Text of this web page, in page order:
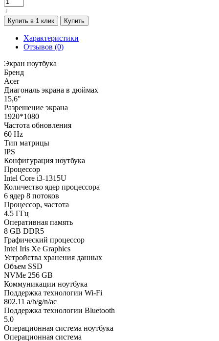
+
Купить в 1 клик Купить
Характеристики
Отзывов (0)
Экран ноутбука
Бренд
Acer
Диагональ экрана в дюймах
15,6"
Разрешение экрана
1920*1080
Частота обновления
60 Hz
Тип матрицы
IPS
Конфигурация ноутбука
Процессор
Intel Core i3-1315U
Количество ядер процессора
6 ядер 8 потоков
Процессор, частота
4.5 ГГц
Оперативная память
8 GB DDR5
Графический процессор
Intel Iris Xe Graphics
Устройства хранения данных
Объем SSD
NVMe 256 GB
Коммуникации ноутбука
Поддержка технологии Wi-Fi
802.11 a/b/g/n/ac
Поддержка технологии Bluetooth
5.0
Операционная система ноутбука
Операционная система